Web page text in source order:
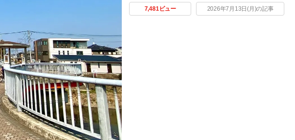
7,481ビュー 2026年7月13日(月)の記事